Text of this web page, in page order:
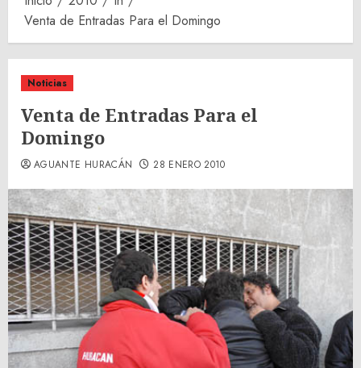
Venta de Entradas Para el Domingo
Noticias
Venta de Entradas Para el
Domingo
AGUANTE HURACÁN 28 ENERO 2010